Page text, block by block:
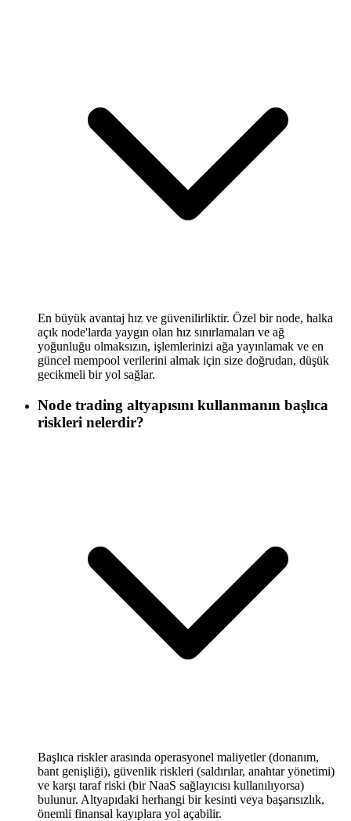
En büyük avantaj hız ve güvenilirliktir. Özel bir node, halka
açık node'larda yaygın olan hız sınırlamaları ve ağ
yoğunluğu olmaksızın, işlemlerinizi ağa yayınlamak ve en
güncel mempool verilerini almak için size doğrudan, düşük
gecikmeli bir yol sağlar.
Node trading altyapısını kullanmanın başlıca
riskleri nelerdir?
Başlıca riskler arasında operasyonel maliyetler (donanım,
bant genişliği), güvenlik riskleri (saldırılar, anahtar yönetimi)
ve karşı taraf riski (bir NaaS sağlayıcısı kullanılıyorsa)
bulunur. Altyapıdaki herhangi bir kesinti veya başarısızlık,
önemli finansal kayıplara yol açabilir.